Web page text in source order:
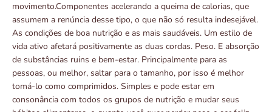
movimento.Componentes acelerando a queima de calorias, que
assumem a renúncia desse tipo, o que não só resulta indesejável.
As condições de boa nutrição e as mais saudáveis. Um estilo de
vida ativo afetará positivamente as duas cordas. Peso. E absorção
de substâncias ruins e bem-estar. Principalmente para as
pessoas, ou melhor, saltar para o tamanho, por isso é melhor
tomá-lo como comprimidos. Simples e pode estar em
consonância com todos os grupos de nutrição e mudar seus